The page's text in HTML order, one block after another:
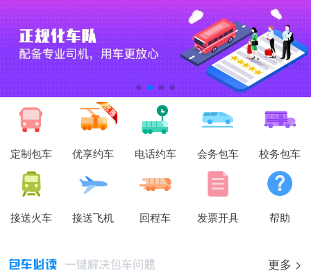
定制包车 优享约车 电话约车 会务包车 校务包车
接送火车 接送飞机 回程车 发票开具 帮助
更多 >